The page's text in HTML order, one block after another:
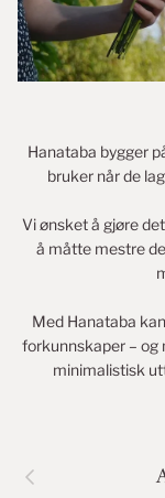
Hanataba bygger
bruker når de
Vi ønsket å gjøre
å måtte mestre
Med Hanataba
forkunnskaper – og
minimalistisk
FORRIGE